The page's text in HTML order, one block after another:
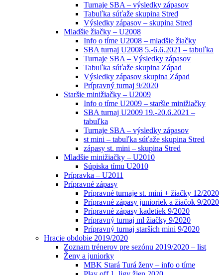
Turnaje SBA – výsledky zápasov
Tabuľka súťaže skupina Stred
Výsledky zápasov – skupina Stred
Mladšie žiačky – U2008
Info o tíme U2008 – mladšie žiačky
SBA turnaj U2008 5.-6.6.2021 – tabuľka
Turnaje SBA – Výsledky zápasov
Tabuľka súťaže skupina Západ
Výsledky zápasov skupina Západ
Prípravný turnaj 9/2020
Staršie minižiačky – U2009
Info o tíme U2009 – staršie minižiačky
SBA turnaj U2009 19.-20.6.2021 –
tabuľka
Turnaje SBA – výsledky zápasov
st mini – tabuľka súťaže skupina Stred
zápasy st. mini – skupina Stred
Mladšie minižiačky – U2010
Súpiska tímu U2010
Prípravka – U2011
Prípravné zápasy
Prípravné turnaje st. mini + žiačky 12/2020
Prípravné zápasy junioriek a žiačok 9/2020
Prípravné zápasy kadetiek 9/2020
Prípravný turnaj ml žiačky 9/2020
Prípravný turnaj starších mini 9/2020
Hracie obdobie 2019/2020
Zoznam trénerov pre sezónu 2019/2020 – list
Ženy a juniorky
MBK Stará Turá ženy – info o tíme